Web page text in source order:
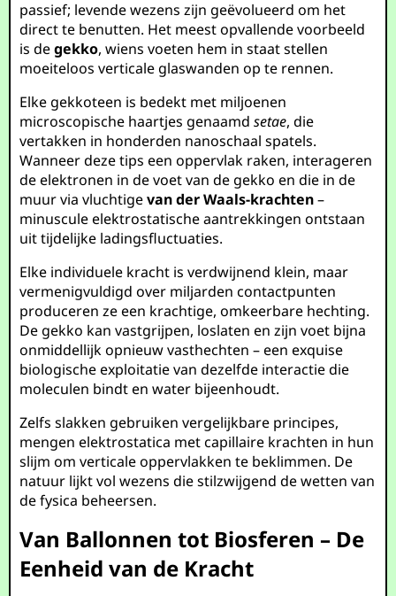
passief; levende wezens zijn geëvolueerd om het
direct te benutten. Het meest opvallende voorbeeld
is degekko, wiens voeten hem in staat stellen
moeiteloos verticale glaswanden op te rennen.
Elke gekkoteen is bedekt met miljoenen
microscopische haartjes genaamdsetae, die
vertakken in honderden nanoschaal spatels.
Wanneer deze tips een oppervlak raken, interageren
de elektronen in de voet van de gekko en die in de
muur via vluchtigevan der Waals-krachten–
minuscule elektrostatische aantrekkingen ontstaan
uit tijdelijke ladingsfluctuaties.
Elke individuele kracht is verdwijnend klein, maar
vermenigvuldigd over miljarden contactpunten
produceren ze een krachtige, omkeerbare hechting.
De gekko kan vastgrijpen, loslaten en zijn voet bijna
onmiddellijk opnieuw vasthechten – een exquise
biologische exploitatie van dezelfde interactie die
moleculen bindt en water bijeenhoudt.
Zelfs slakken gebruiken vergelijkbare principes,
mengen elektrostatica met capillaire krachten in hun
slijm om verticale oppervlakken te beklimmen. De
natuur lijkt vol wezens die stilzwijgend de wetten van
de fysica beheersen.
Van Ballonnen tot Biosferen – De
Eenheid van de Kracht